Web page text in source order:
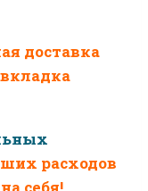
доставка
расходов